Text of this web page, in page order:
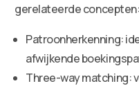
gerelateerde concepten:
Patroonherkenning:
afwijkende
Three-way matching: